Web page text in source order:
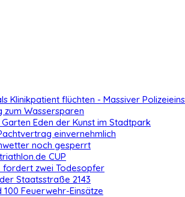
Klinikpatient flüchten - Massiver
zum Wassersparen
Eden der Kunst im Stadtpark
einvernehmlich
noch gesperrt
CUP
fordert zwei Todesopfer
Staatsstraße 2143
Feuerwehr-Einsätze